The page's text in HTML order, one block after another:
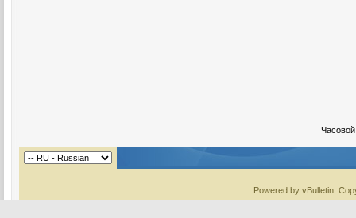
Powered by vBulletin.